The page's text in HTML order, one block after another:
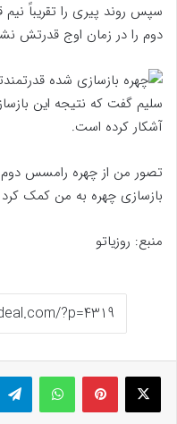
سپس روند پیری را تقریباً
دوم را در زمان اوج قدرتش
سلیم گفت که نتیجه این
آشکار کرده است.
تصور من از چهره رامسس دوم
بازسازی چهره به من کمک کرد
منبع: روزیاتو
ایکس پینتریستواتس آپ